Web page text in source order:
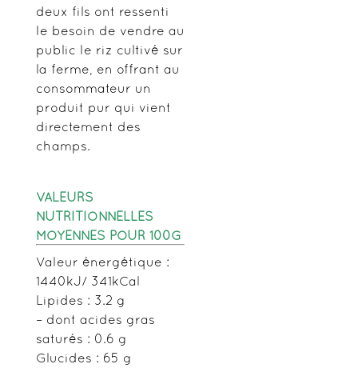
deux fils ont ressenti
le besoin de vendre au
public le riz cultivé sur
la ferme, en offrant au
consommateur un
produit pur qui vient
directement des
champs.
VALEURS
NUTRITIONNELLES
MOYENNES POUR 100G
Valeur énergétique :
1440kJ/ 341kCal
Lipides : 3.2 g
– dont acides gras
saturés : 0.6 g
Glucides : 65 g